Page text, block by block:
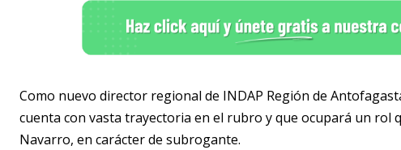
Como nuevo director regional de INDAP Región de
cuenta con vasta trayectoria en el rubro y que ocupará un rol
Navarro, en carácter de subrogante.